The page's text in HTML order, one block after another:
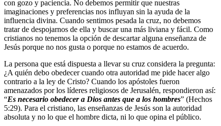
con gozo y paciencia. No debemos permitir que nuestras
imaginaciones y preferencias nos influyan sin la ayuda de la
influencia divina. Cuando sentimos pesada la cruz, no debemos
tratar de despojarnos de ella y buscar una más liviana y fácil. Como
cristianos no tenemos la opción de descartar alguna enseñanza de
Jesús porque no nos gusta o porque no estamos de acuerdo.
La persona que está dispuesta a llevar su cruz considera la pregunta:
¿A quién debo obedecer cuando otra autoridad me pide hacer algo
contrario a la ley de Cristo? Cuando los apóstoles fueron
amenazados por los líderes religiosos de Jerusalén, respondieron así:
“Es necesario obedecer a Dios antes que a los hombres” (Hechos
5:29). Para el cristiano, las enseñanzas de Jesús son la autoridad
absoluta y no lo que el hombre dicta, ni lo que opina el público.